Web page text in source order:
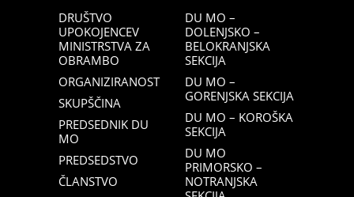
DRUŠTVO
UPOKOJENCEV
MINISTRSTVA ZA
OBRAMBO
ORGANIZIRANOST
SKUPŠČINA
PREDSEDNIK DU
MO
PREDSEDSTVO
ČLANSTVO
DU MO –
DOLENJSKO –
BELOKRANJSKA
SEKCIJA
DU MO –
GORENJSKA SEKCIJA
DU MO – KOROŠKA
SEKCIJA
DU MO
PRIMORSKO –
NOTRANJSKA